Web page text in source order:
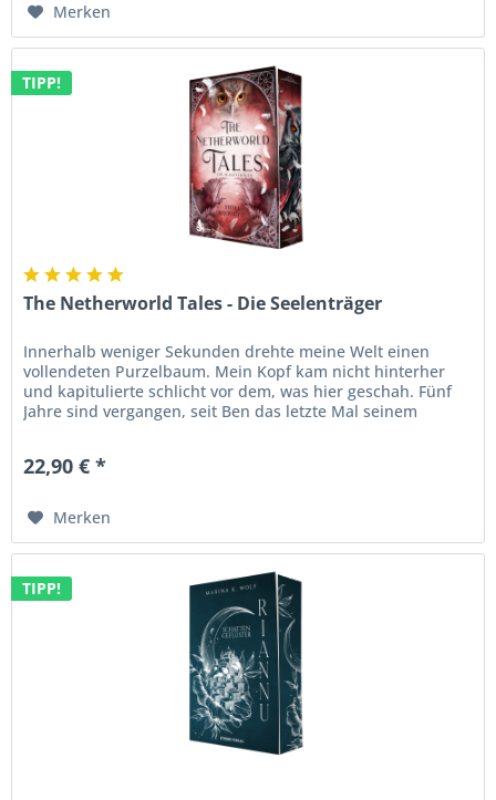
Merken
TIPP!
The Netherworld Tales - Die Seelenträger
Innerhalb weniger Sekunden drehte meine Welt einen
vollendeten Purzelbaum. Mein Kopf kam nicht hinterher
und kapitulierte schlicht vor dem, was hier geschah. Fünf
Jahre sind vergangen, seit Ben das letzte Mal seinem
22,90 € *
Merken
TIPP!